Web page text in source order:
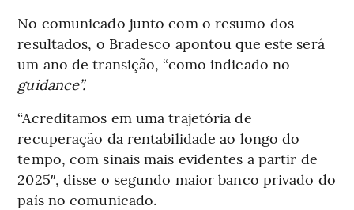
No comunicado junto com o resumo dos
resultados, o Bradesco apontou que este será
um ano de transição, “como indicado no
guidance”.
“Acreditamos em uma trajetória de
recuperação da rentabilidade ao longo do
tempo, com sinais mais evidentes a partir de
2025″, disse o segundo maior banco privado do
país no comunicado.